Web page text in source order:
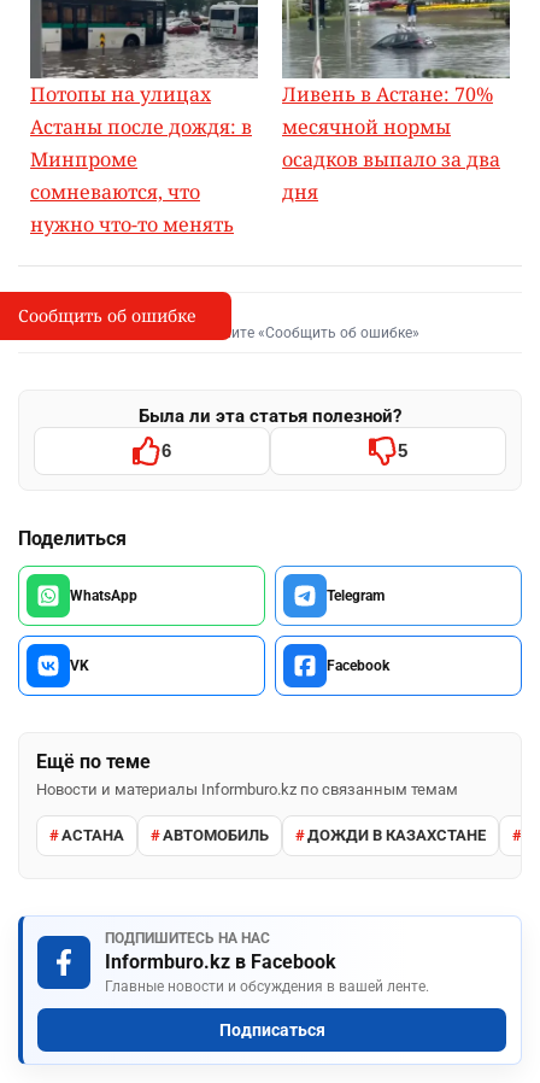
Потопы на улицах
Астаны после дождя: в
Минпроме
сомневаются, что
нужно что-то менять
Ливень в Астане: 70%
месячной нормы
осадков выпало за два
дня
I
Сообщить об опечатке
Выделите фрагмент и нажмите «Сообщить об ошибке»
Была ли эта статья полезной?
6 5
Поделиться
WhatsApp Telegram
VK Facebook
Ещё по теме
Новости и материалы Informburo.kz по связанным темам
АСТАНА АВТОМОБИЛЬ ДОЖДИ В КАЗАХСТАНЕ
ПОДПИШИТЕСЬ НА НАС
Informburo.kz в Facebook
Главные новости и обсуждения в вашей ленте.
Подписаться
Сообщить об ошибке